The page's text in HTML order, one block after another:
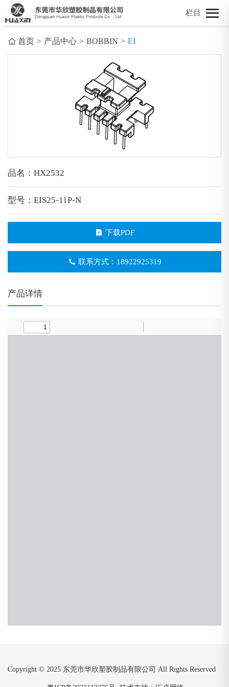
栏目
首页 > 产品中心 > BOBBIN > EI
品名：HX2532
型号：EIS25-11P-N
下载PDF
联系方式：18922925319
产品详情
Copyright © 2025 东莞市华欣塑胶制品有限公司 All Rights Reserved